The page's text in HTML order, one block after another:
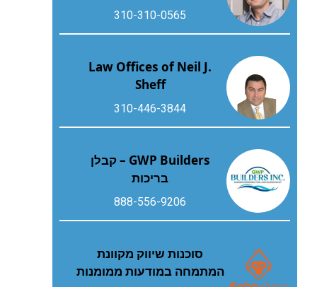
310-310-0565
Law Offices of Neil J.
Sheff
310-446-3844
GWP Builders – קבלן
בריכות
888-556-9206
סוכנות שיווק מקוונת
המתמחה במודעות ממומנות